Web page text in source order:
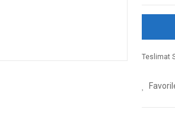
Teslimat